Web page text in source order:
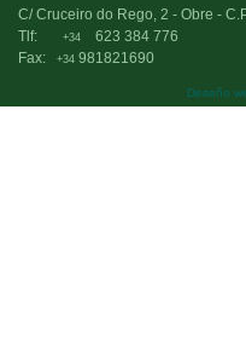
C/ Cruceiro do Rego, 2 - Obre -
Tlf:
+34
623 384 776
Fax:
+34 981821690
Deseño